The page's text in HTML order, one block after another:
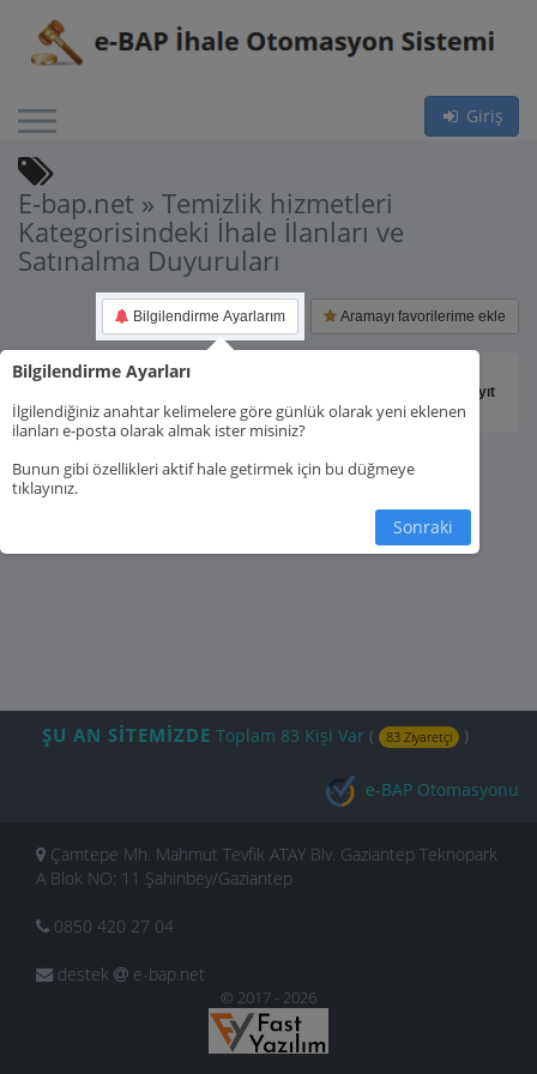
Giriş
E-bap.net » Temizlik hizmetleri
Kategorisindeki İhale İlanları ve
Satınalma Duyuruları
Aramayı favorilerime ekle
Bilgilendirme Ayarlarım
Toplam 0 kayıt
ŞU AN SİTEMİZDE Toplam 83 Kişi Var ( 83 Ziyaretçi )
e-BAP Otomasyonu
Çamtepe Mh. Mahmut Tevfik ATAY Blv. Gaziantep Teknopark
A Blok NO: 11 Şahinbey/Gaziantep
0850 420 27 04
destek e-bap.net
© 2017 - 2026
Bilgilendirme Ayarları
İlgilendiğiniz anahtar kelimelere göre günlük olarak yeni eklenen
ilanları e-posta olarak almak ister misiniz?
Bunun gibi özellikleri aktif hale getirmek için bu düğmeye
tıklayınız.
Sonraki